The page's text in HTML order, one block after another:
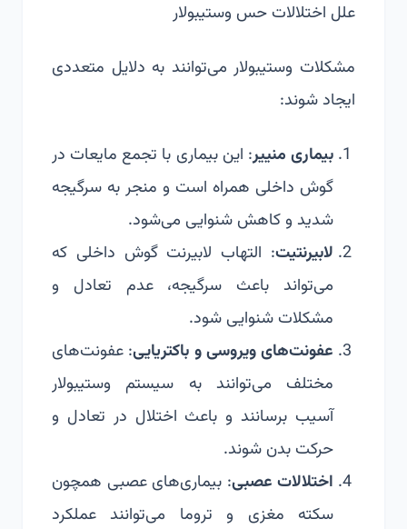
علل اختلالات حس وستیبولار
مشکلات وستیبولار می‌توانند به دلایل متعددی
ایجاد شوند:
بیماری منییر: این بیماری با تجمع مایعات در
گوش داخلی همراه است و منجر به سرگیجه
شدید و کاهش شنوایی می‌شود.
لابیرنتیت: التهاب لابیرنت گوش داخلی که
می‌تواند باعث سرگیجه، عدم تعادل و
مشکلات شنوایی شود.
عفونت‌های ویروسی و باکتریایی: عفونت‌های
مختلف می‌توانند به سیستم وستیبولار
آسیب برسانند و باعث اختلال در تعادل و
حرکت بدن شوند.
اختلالات عصبی: بیماری‌های عصبی همچون
سکته مغزی و تروما می‌توانند عملکرد